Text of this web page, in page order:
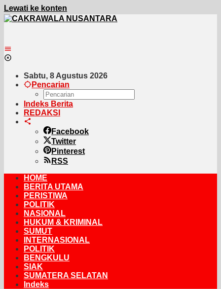
Lewati ke konten
Sabtu, 8 Agustus 2026
Pencarian
Indeks Berita
REDAKSI
Facebook
Twitter
Pinterest
RSS
HOME
BERITA UTAMA
PERISTIWA
POLITIK
NASIONAL
HUKUM & KRIMINAL
SUMUT
INTERNASIONAL
POLITIK
BENGKULU
SIAK
SUMATERA SELATAN
Indeks